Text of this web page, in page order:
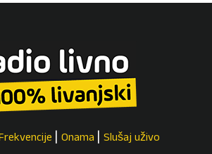
Onama Slušaj uživo